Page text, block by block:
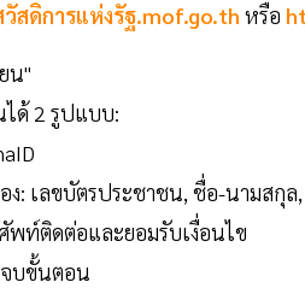
สดิการแห่งรัฐ.mof.go.th หรือ
น"
ด้ 2 รูปแบบ:
ง: เลขบัตรประชาชน, ชื่อ-นามสกุ
พท์ติดต่อและยอมรับเงื่อนไข
บขั้นตอน